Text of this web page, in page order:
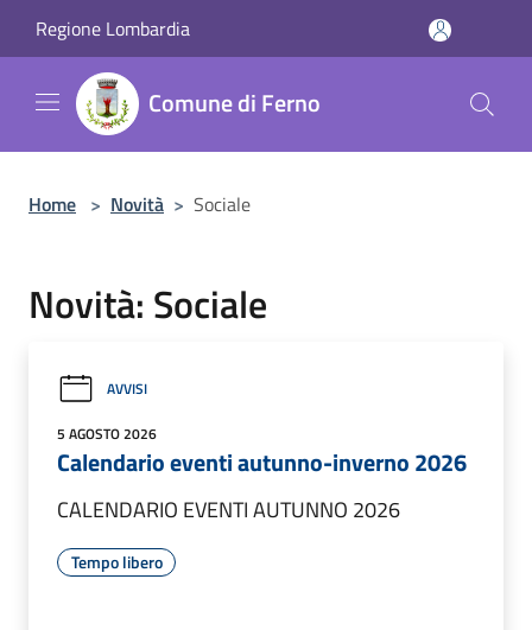
Regione Lombardia
Comune di Ferno
Home > Novità > Sociale
Novità: Sociale
AVVISI
5 AGOSTO 2026
Calendario eventi autunno-inverno 2026
CALENDARIO EVENTI AUTUNNO 2026
Tempo libero